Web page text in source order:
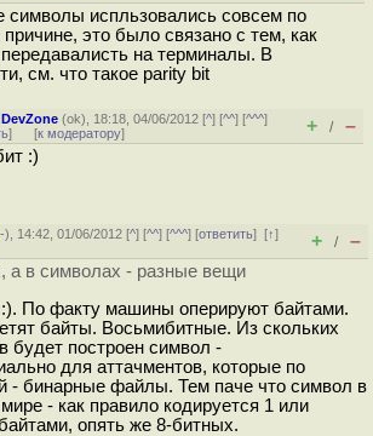
символы испльзовались совсем по
причине, это было связано с тем, как
на терминалы. В
см. что такое parity bit
,DevZone (ok), 18:18, 04/06/2012 [^] [^^] [^^^]
] [к модератору] + / –
:)
-), 14:42, 01/06/2012 [^] [^^] [^^^] [ответить][↑]
+ / –
а в символах - разные вещи
:). По факту машины оперируют байтами.
байты. Восьмибитные. Из скольких
будет построен символ -
для аттачментов, которые по
- бинарные файлы. Тем паче что символ в
- как правило кодируется 1 или
опять же 8-битных.